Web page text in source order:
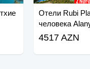
Отели Rubi
человека
4517 AZN